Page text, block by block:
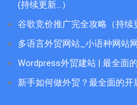
(持续更新...）
谷歌竞价推广完全攻略（持续
多语言外贸网站_小语种网站
Wordpress外贸建站 | 最全面
新手如何做外贸？最全面的